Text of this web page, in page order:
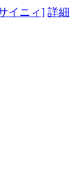
イニィ] 詳細